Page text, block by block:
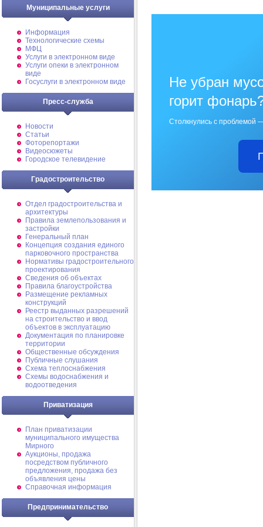
Муниципальные услуги
Информация
Технологические схемы
МФЦ
Услуги в электронном виде
Услуги опеки в электронном
виде
Госуслуги в электронном виде
Пресс-служба
Новости
Статьи
Фоторепортажи
Видеосюжеты
Городское телевидение
Градостроительство
Отдел градостроительства и
архитектуры
Правила землепользования и
застройки
Генеральный план
Концепция создания единого
парковочного пространства
Нормативы градостроительного
проектирования
Сведения об объектах
Правила благоустройства
Размещение рекламных
конструкций
Реестр выданных разрешений
на строительство и ввод
объектов в эксплуатацию
Документация по планировке
территории
Общественные обсуждения
Публичные слушания
Схема теплоснабжения
Схемы водоснабжения и
водоотведения
Приватизация
План приватизации
муниципального имущества
Мирного
Аукционы, продажа
посредством публичного
предложения, продажа без
объявления цены
Справочная информация
Предпринимательство
Не убран
горит
Столкнулись с проблемой